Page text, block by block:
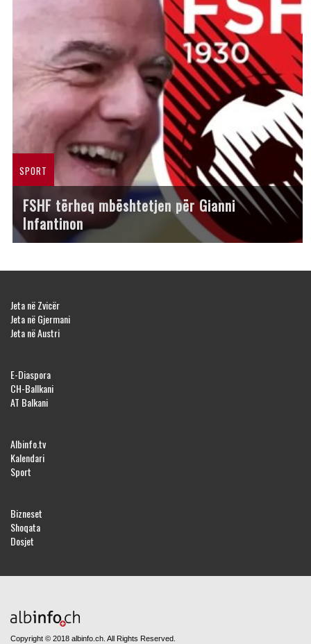
SPORT
FSHF tërheq mbështetjen për Gianni
Infantinon
Jeta në Zvicër
Jeta në Gjermani
Jeta në Austri
E-Diaspora
CH-Ballkani
AT Balkani
Albinfo.tv
Kalendari
Sport
Bizneset
Shoqata
Dosjet
Copyright © 2018 albinfo.ch. All Rights Reserved.